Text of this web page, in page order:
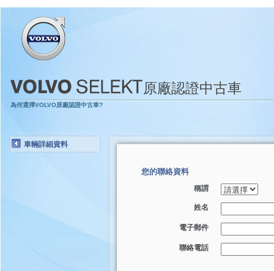
原廠認證中古車
為何選擇VOLVO原廠認證中古車?
車輛詳細資料
您的聯絡資料
稱謂
姓名
電子郵件
聯絡電話